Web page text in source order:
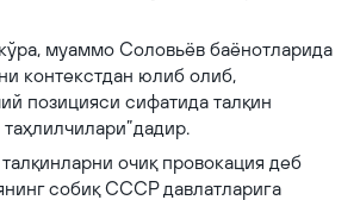
муаммо Соловьёв баёнотларида
контекстдан юлиб олиб,
позицияси сифатида талқин
таҳлилчилари”дадир.
очиқ провокация деб
собиқ СССР давлатларига